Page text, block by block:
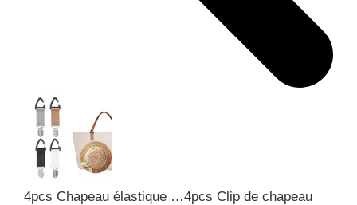
4pcs Chapeau élastique …4pcs Clip de chapeau